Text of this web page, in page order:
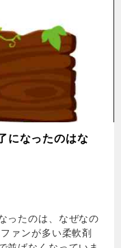
になったのはな
ったのは、なぜなの
ァンが多い柔軟剤